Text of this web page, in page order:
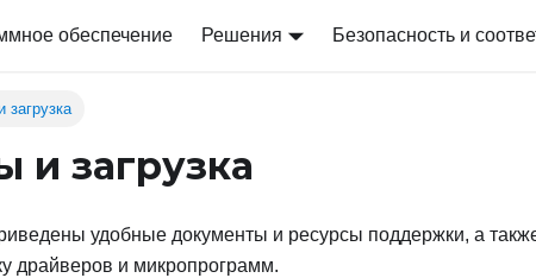
обеспечение Решения Безопасность и
загрузка
и загрузка
удобные документы и ресурсы поддержки, а
драйверов и микропрограмм.